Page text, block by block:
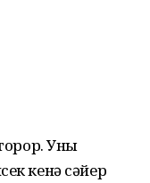
Уны
кенә сәйер